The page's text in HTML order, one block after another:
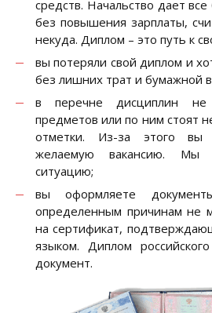
средств. Начальство дает
без повышения зарплаты,
некуда. Диплом – это путь к
вы потеряли свой диплом и
без лишних трат и бумажной
в перечне дисциплин не
предметов или по ним стоят
отметки. Из-за этого
желаемую вакансию. Мы
ситуацию;
вы оформляете
определенным причинам не
на сертификат,
языком. Диплом
документ.